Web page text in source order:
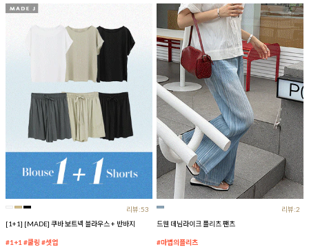
리뷰:53
[1+1] [MADE] 쿠바 보트넥 블라우스 + 반바지
#1+1 #쿨링 #셋업
리뷰:2
드웬 데님라이크 플리츠 팬츠
#마법의플리츠